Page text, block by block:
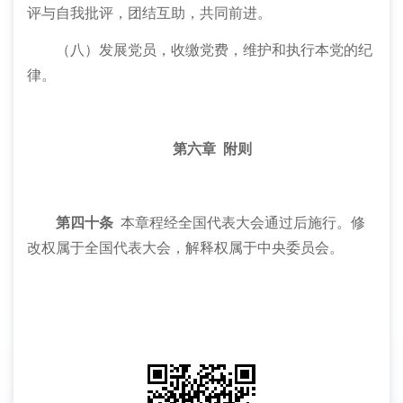
评与自我批评，团结互助，共同前进。
（八）发展党员，收缴党费，维护和执行本党的纪
律。
第六章 附则
第四十条 本章程经全国代表大会通过后施行。修
改权属于全国代表大会，解释权属于中央委员会。